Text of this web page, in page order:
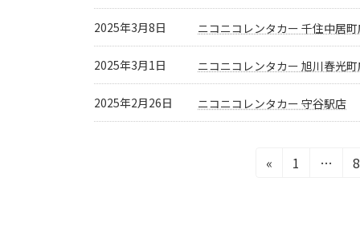
2025年3月8日 ニコニコレンタカー 千住中居
2025年3月1日 ニコニコレンタカー 旭川春光
2025年2月26日 ニコニコレンタカー 守谷駅店
«
固
1 …
固
8